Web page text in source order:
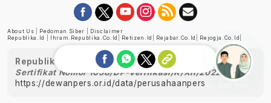
About Us Pedoman Siber
Disclaimer
Republika.id
Ihram.republika.co.id Retizen.id Rejabar.co.id Rejogja.co.id
Republika telah diverifikasi oleh Dewan Pers
Sertifikat Nomor 1058/DP-Verifikasi/K/XII/2022
https://dewanpers.or.id/data/perusahaanpers